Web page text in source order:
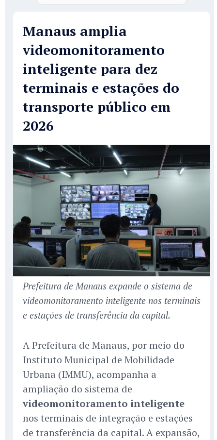
Manaus amplia
videomonitoramento
inteligente para dez
terminais e estações do
transporte público em
2026
Prefeitura de Manaus expande o sistema de
videomonitoramento inteligente nos terminais
e estações de transferência da capital.
A Prefeitura de Manaus, por meio do
Instituto Municipal de Mobilidade
Urbana (IMMU), acompanha a
ampliação do sistema de
videomonitoramento inteligente
nos terminais de integração e estações
de transferência da capital. A expansão,